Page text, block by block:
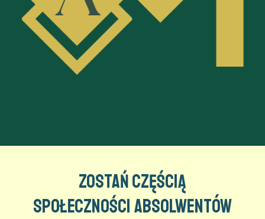
Zostań częścią
społeczności absolwentów